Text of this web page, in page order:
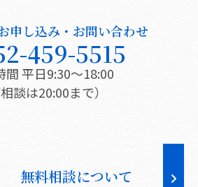
申し込み・お問い合わせ
459-5515
間 平日9:30〜18:00
相談は20:00まで）
無料相談について